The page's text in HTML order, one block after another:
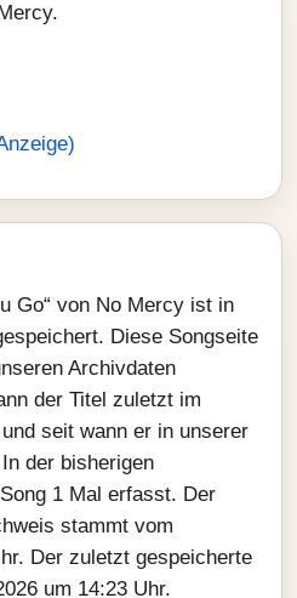
Go“ von No Mercy ist in
Diese Songseite
Archivdaten
der Titel zuletzt im
seit wann er in unserer
der bisherigen
1 Mal erfasst. Der
stammt vom
Der zuletzt gespeicherte
um 14:23 Uhr.